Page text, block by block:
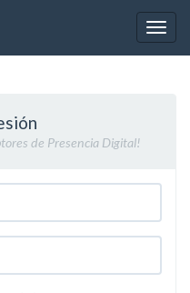
de Presencia Digital!